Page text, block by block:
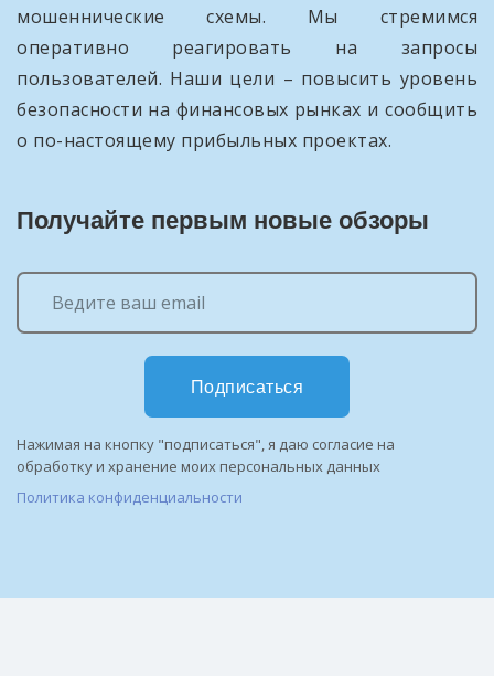
мошеннические схемы. Мы стремимся
оперативно реагировать на запросы
пользователей. Наши цели – повысить уровень
безопасности на финансовых рынках и сообщить
о по-настоящему прибыльных проектах.
Получайте первым новые обзоры
Подписаться
Нажимая на кнопку "подписаться", я даю согласие на
обработку и хранение моих персональных данных
Политика конфиденциальности